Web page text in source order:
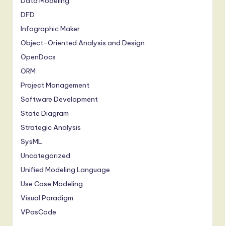
DFD
Infographic Maker
Object-Oriented Analysis and Design
OpenDocs
ORM
Project Management
Software Development
State Diagram
Strategic Analysis
SysML
Uncategorized
Unified Modeling Language
Use Case Modeling
Visual Paradigm
VPasCode